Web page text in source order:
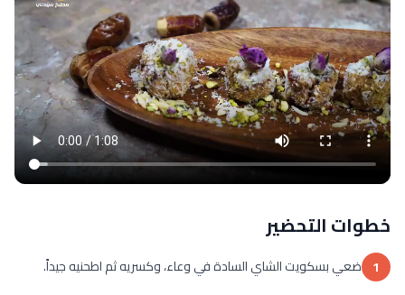
خطوات التحضير
1 ضعي بسكويت الشاي السادة في وعاء، وكسريه ثم اطحنيه جيداً.